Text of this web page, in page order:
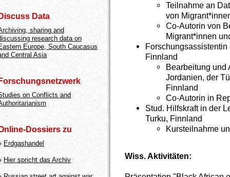
Teilnahme an
von
Co-Autorin von
Migrant*innen
Finnland
Bearbeitung und
Jordanien, der
Finnland
Co-Autorin in
Stud. Hilfskraft in der
Turku, Finnland
Kursteilnahme
Wiss. Aktivitäten:
Data
sharing and
research data on
Europe, South Caucasus
Central Asia
on Conflicts and
Dossiers zu
Erdgashandel
Hier spricht das Archiv